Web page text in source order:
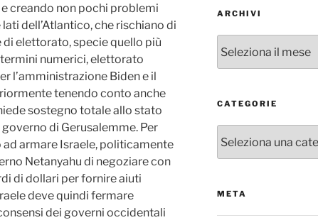
creando non pochi problemi
dell’Atlantico, che rischiano di
elettorato, specie quello più
numerici, elettorato
l’amministrazione Biden e il
tenendo conto anche
sostegno totale allo stato
di Gerusalemme. Per
armare Israele, politicamente
Netanyahu di negoziare con
di dollari per fornire aiuti
deve quindi fermare
dei governi occidentali
ARCHIVI
CATEGORIE
META